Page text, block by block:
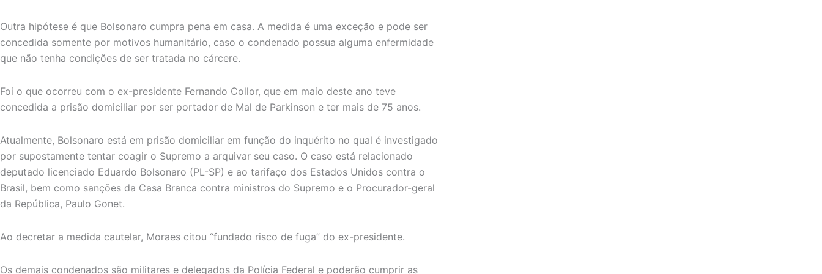
Outra hipótese é que Bolsonaro cumpra pena em casa. A medida é uma exceção e pode ser
concedida somente por motivos humanitário, caso o condenado possua alguma enfermidade
que não tenha condições de ser tratada no cárcere.
Foi o que ocorreu com o ex-presidente Fernando Collor, que em maio deste ano teve
concedida a prisão domiciliar por ser portador de Mal de Parkinson e ter mais de 75 anos.
Atualmente, Bolsonaro está em prisão domiciliar em função do inquérito no qual é investigado
por supostamente tentar coagir o Supremo a arquivar seu caso. O caso está relacionado
deputado licenciado Eduardo Bolsonaro (PL-SP) e ao tarifaço dos Estados Unidos contra o
Brasil, bem como sanções da Casa Branca contra ministros do Supremo e o Procurador-geral
da República, Paulo Gonet.
Ao decretar a medida cautelar, Moraes citou “fundado risco de fuga” do ex-presidente.
Os demais condenados são militares e delegados da Polícia Federal e poderão cumprir as